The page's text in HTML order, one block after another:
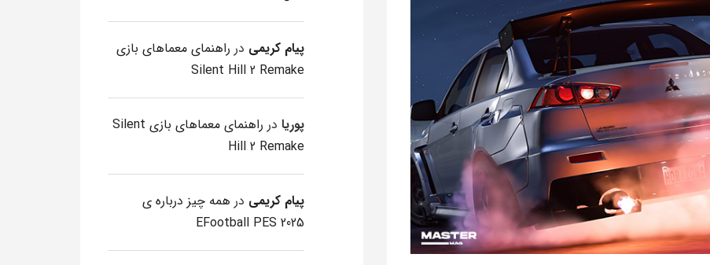
پیام کریمی در راهنمای معماهای بازی
Silent Hill 2 Remake
پوریا در
راهنمای معماهای بازی Silent
Hill 2 Remake
پیام کریمی در همه چیز درباره ی
EFootball PES 2025